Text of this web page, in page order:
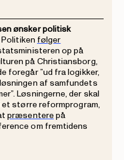
ønsker politisk
Politiken følger
op på
på Christiansborg,
foregår ”ud fra logikker,
af samfundets
Løsningerne, der skal
et større reformprogram,
præsenterepå
om fremtidens